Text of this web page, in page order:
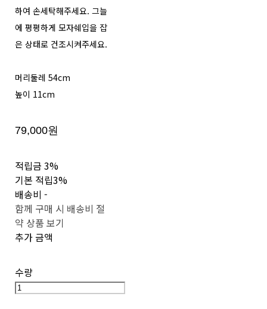
하여 손세탁해주세요. 그늘
에 평평하게 모자쉐입을 잡
은 상태로 건조시켜주세요.
머리둘레 54cm
높이 11cm
79,000원
적립금 3%
기본 적립3%
배송비-
함께 구매 시 배송비 절
약 상품 보기
추가 금액
수량